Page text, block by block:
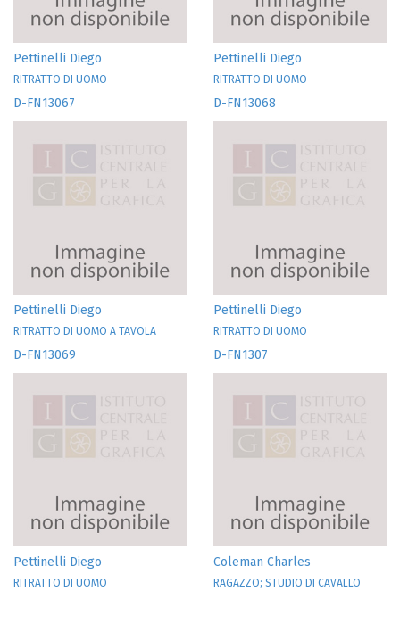
Pettinelli Diego
RITRATTO DI UOMO
Pettinelli Diego
RITRATTO DI UOMO
D-FN13067
Pettinelli Diego
RITRATTO DI UOMO A TAVOLA
D-FN13068
Pettinelli Diego
RITRATTO DI UOMO
D-FN13069
Pettinelli Diego
RITRATTO DI UOMO
D-FN1307
Coleman Charles
RAGAZZO; STUDIO DI CAVALLO